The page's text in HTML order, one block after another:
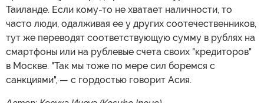
Таиланде. Если кому-то не хватает наличности, то
часто люди, одалживая ее у других соотечественников,
тут же переводят соответствующую сумму в рублях на
смартфоны или на рублевые счета своих "кредиторов"
в Москве. "Так мы тоже по мере сил боремся с
санкциями", — с гордостью говорит Асия.